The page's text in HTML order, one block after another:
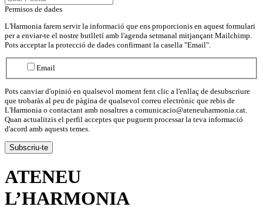
Permisos de dades
L'Harmonia farem servir la informació que ens proporcionis en aquest formulari
per a enviar-te el nostre butlletí amb l'agenda setmanal mitjançant Mailchimp.
Pots acceptar la protecció de dades confirmant la casella "Email".
Email
Pots canviar d'opinió en qualsevol moment fent clic a l'enllaç de desubscriure
que trobaràs al peu de pàgina de qualsevol correu electrònic que rebis de
L'Harmonia o contactant amb nosaltres a comunicacio@ateneuharmonia.cat.
Quan actualitzis el perfil acceptes que puguem processar la teva informació
d'acord amb aquests temes.
ATENEU
L’HARMONIA